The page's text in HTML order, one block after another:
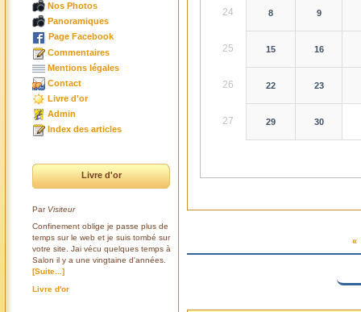
Nos Photos
Panoramiques
Page Facebook
Commentaires
Mentions légales
Contact
Livre d'or
Admin
Index des articles
Livre d'or
Par Visiteur
Confinement oblige je passe plus de
temps sur le web et je suis tombé sur
votre site. Jai vécu quelques temps à
Salon il y a une vingtaine d'années.
[Suite...]
Livre d'or
24 8 9
25 15 16
26 22 23
27 29 30
«